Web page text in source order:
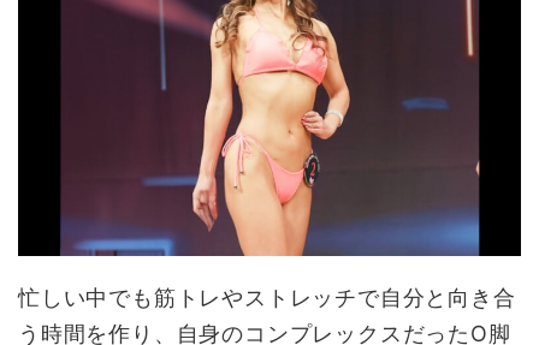
忙しい中でも筋トレやストレッチで自分と向き合
う時間を作り、自身のコンプレックスだったO脚